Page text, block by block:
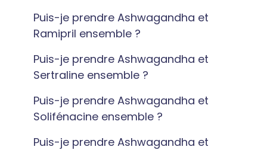
Puis-je prendre Ashwagandha et
Ramipril ensemble ?
Puis-je prendre Ashwagandha et
Sertraline ensemble ?
Puis-je prendre Ashwagandha et
Solifénacine ensemble ?
Puis-je prendre Ashwagandha et